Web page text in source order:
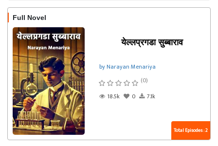
Full Novel
येल्लप्रगडा सुब्बाराव
by Narayan Menariya
(0)
18.5k
0 7.1k
Total Episodes : 2